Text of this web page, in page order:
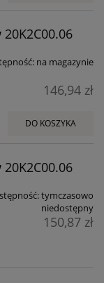
na magazynie
146,94 zł
DO KOSZYKA
tymczasowo
niedostępny
150,87 zł